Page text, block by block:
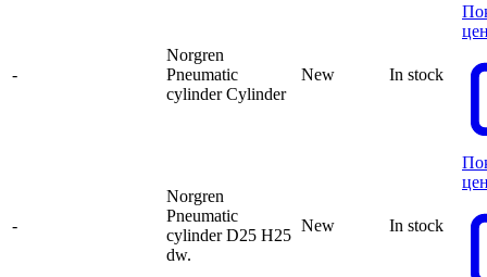
-
Norgren
Pneumatic
cylinder Cylinder
New In stock
-
Norgren
Pneumatic
cylinder D25 H25
dw.
New In stock